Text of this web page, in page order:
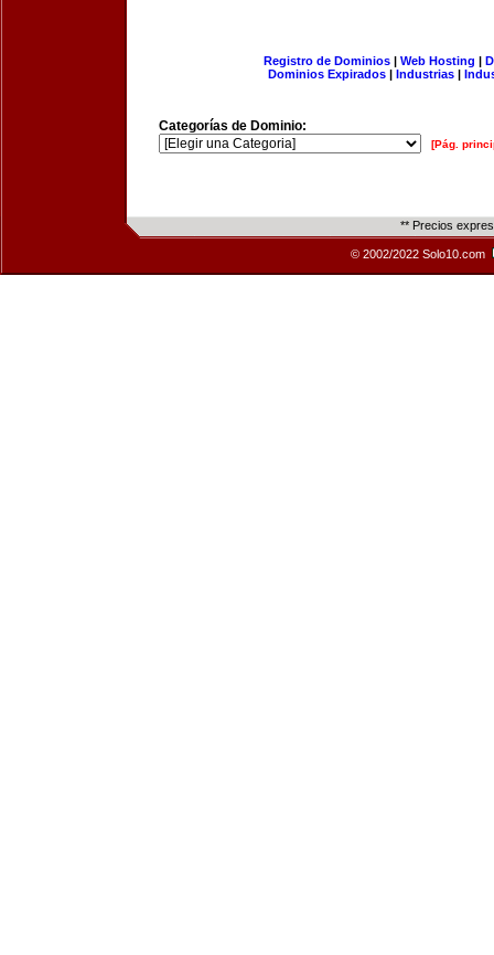
Registro de Dominios| Web Hosting |
Dominios Expirados | Industrias |
Categorías de Dominio:
[Pág.
** Precios
© 2002/2022 Solo10.com